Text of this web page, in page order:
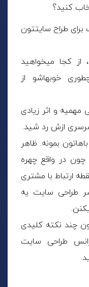
کنید؟
طراح سایتتون
کجا میخواهید
خوبهاشو از
و اثر زیادی
ازش رد شید.
بمونه. ظاهر
در واقع چهره
ارتباط با مشتری
طراحی سایت یه
چند نکته کلیدی
طراحی سایت